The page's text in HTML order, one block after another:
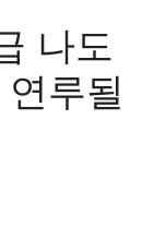
나도
루될